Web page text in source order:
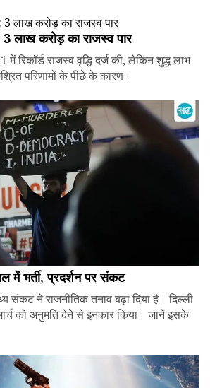
लाख करोड़ का राजस्व पार
रिकॉर्ड राजस्व वृद्धि दर्ज की, लेकिन शुद्ध लाभ
परिणामों के पीछे के कारण।
में भर्ती, प्रदर्शन पर संकट
संकट ने राजनीतिक तनाव बढ़ा दिया है। दिल्ली
को अनुमति देने से इनकार किया। जानें इसके